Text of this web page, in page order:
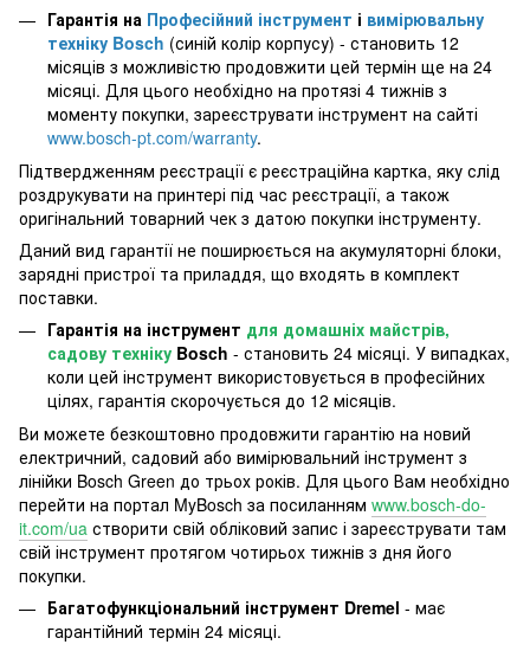
Гарантія на Професійний інструмент і вимірювальну
техніку Bosch (синій колір корпусу) - становить 12
місяців з можливістю продовжити цей термін ще на 24
місяці. Для цього необхідно на протязі 4 тижнів з
моменту покупки, зареєструвати інструмент на сайті
www.bosch-pt.com/warranty.
Підтвердженням реєстрації є реєстраційна картка, яку слід
роздрукувати на принтері під час реєстрації, а також
оригінальний товарний чек з датою покупки інструменту.
Даний вид гарантії не поширюється на акумуляторні блоки,
зарядні пристрої та приладдя, що входять в комплект
поставки.
Гарантія на інструмент для домашніх майстрів,
садову техніку Bosch - становить 24 місяці. У випадках,
коли цей інструмент використовується в професійних
цілях, гарантія скорочується до 12 місяців.
Ви можете безкоштовно продовжити гарантію на новий
електричний, садовий або вимірювальний інструмент з
лінійки Bosch Green до трьох років. Для цього Вам необхідно
перейти на портал MyBosch за посиланням www.bosch-do-
it.com/ua створити свій обліковий запис і зареєструвати там
свій інструмент протягом чотирьох тижнів з дня його
покупки.
Багатофункціональний інструмент Dremel - має
гарантійний термін 24 місяці.